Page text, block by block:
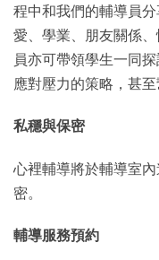
程中和我們的輔導員
愛、學業、朋友關係
員亦可帶領學生一同
應對壓力的策略，甚
私穩與保密
心裡輔導將於輔導室
密。
輔導服務預約